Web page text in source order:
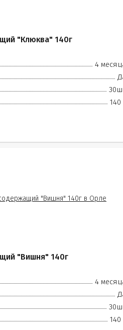
"Клюква" 140г
4
140
"Вишня" 140г
4
140